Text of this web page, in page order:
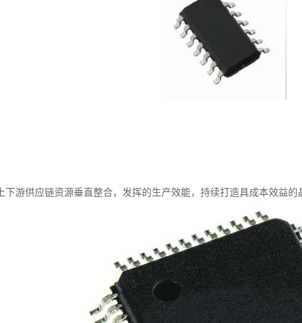
下游供应链资源垂直整合，发挥的生产效能，持续打造具成本效益的